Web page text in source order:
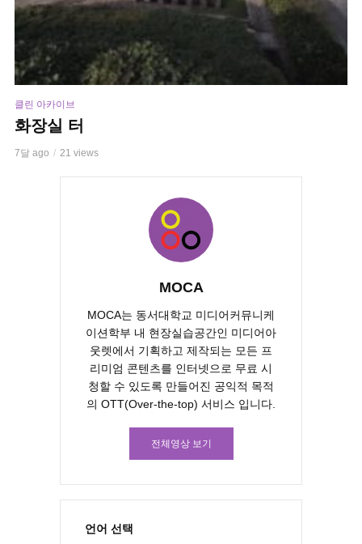
클린 아카이브
화장실 터
7달 ago 21 views
MOCA
MOCA는 동서대학교 미디어커뮤니케
이션학부 내 현장실습공간인 미디어아
웃렛에서 기획하고 제작되는 모든 프
리미엄 콘텐츠를 인터넷으로 무료 시
청할 수 있도록 만들어진 공익적 목적
의 OTT(Over-the-top) 서비스 입니다.
전체영상 보기
언어 선택